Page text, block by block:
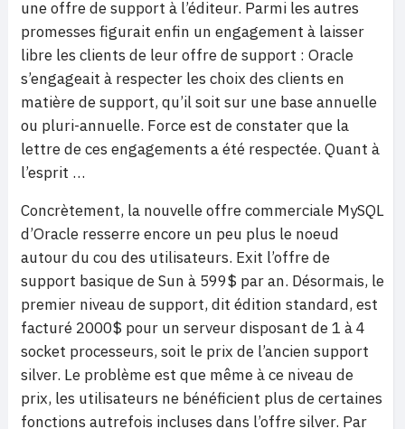
une offre de support à l’éditeur. Parmi les autres
promesses figurait enfin un engagement à laisser
libre les clients de leur offre de support : Oracle
s’engageait à respecter les choix des clients en
matière de support, qu’il soit sur une base annuelle
ou pluri-annuelle. Force est de constater que la
lettre de ces engagements a été respectée. Quant à
l’esprit …
Concrètement, la nouvelle offre commerciale MySQL
d’Oracle resserre encore un peu plus le noeud
autour du cou des utilisateurs. Exit l’offre de
support basique de Sun à 599$ par an. Désormais, le
premier niveau de support, dit édition standard, est
facturé 2000$ pour un serveur disposant de 1 à 4
socket processeurs, soit le prix de l’ancien support
silver. Le problème est que même à ce niveau de
prix, les utilisateurs ne bénéficient plus de certaines
fonctions autrefois incluses dans l’offre silver. Par